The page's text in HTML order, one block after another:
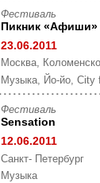
Фестиваль
Пикник «Афиши»
23.06.2011
Москва,
Музыка, Йо-йо, City
Фестиваль
Sensation
12.06.2011
Санкт- Петербург
Музыка